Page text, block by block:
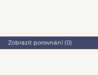
Zobrazit porovnání (0)